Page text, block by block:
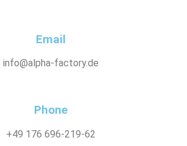
Email
info@alpha-factory.de
Phone
+49 176 696-219-62